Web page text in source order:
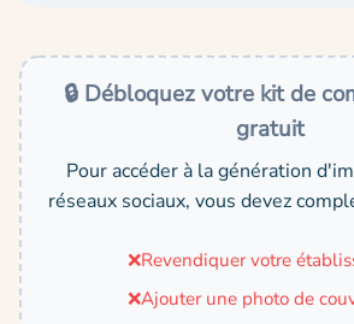
🔒 Débloquez votre kit de
gratuit
Pour accéder à la génération
réseaux sociaux, vous devez
❌Revendiquer votre
❌Ajouter une photo de